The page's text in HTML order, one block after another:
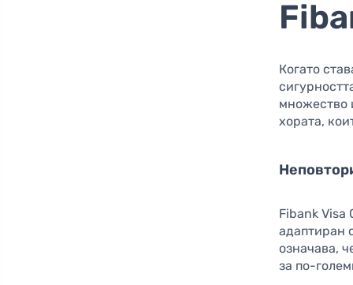
Когато
множество
хората,
Fibank Visa
адаптиран
означава,
за по-